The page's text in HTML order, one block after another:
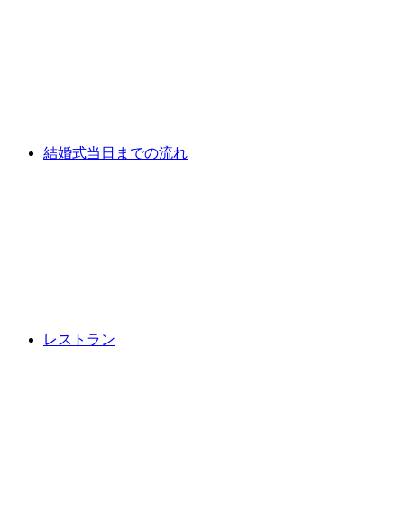
結婚式当日までの流れ
レストラン